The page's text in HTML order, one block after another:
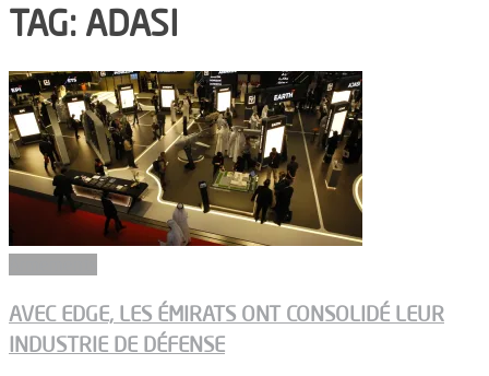
TAG: ADASI
AVEC EDGE, LES ÉMIRATS ONT CONSOLIDÉ LEUR
INDUSTRIE DE DÉFENSE